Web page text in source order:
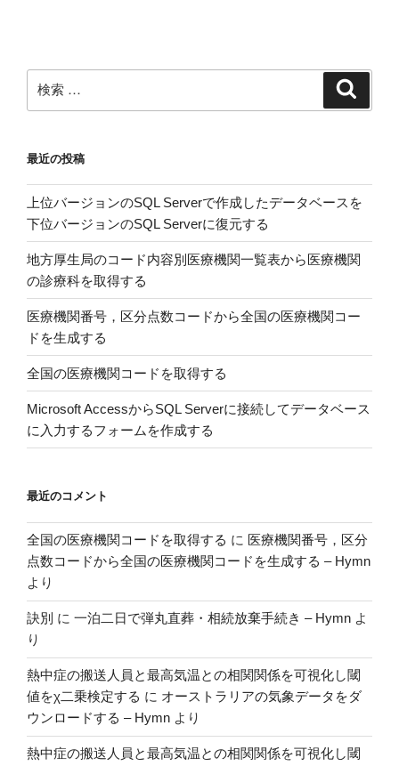
化
身
動
質
問
票
の
デ
ー
タ
処
理
お
よ
び
解
関
す
る
ガ
イ
ド
ラ
ン”
の
索:
最近の投稿
上位バージョンのSQL Serverで作成したデータベースを
下位バージョンのSQL Serverに復元する
地方厚生局のコード内容別医療機関一覧表から医療機関
の診療科を取得する
医療機関番号，区分点数コードから全国の医療機関コー
ドを生成する
全国の医療機関コードを取得する
Microsoft AccessからSQL Serverに接続してデータベース
に入力するフォームを作成する
最近のコメント
全国の医療機関コードを取得する に 医療機関番号，区分
点数コードから全国の医療機関コードを生成する – Hymn
より
訣別 に 一泊二日で弾丸直葬・相続放棄手続き – Hymn よ
り
熱中症の搬送人員と最高気温との相関関係を可視化し閾
値をχ二乗検定する に オーストラリアの気象データをダ
ウンロードする – Hymn より
熱中症の搬送人員と最高気温との相関関係を可視化し閾